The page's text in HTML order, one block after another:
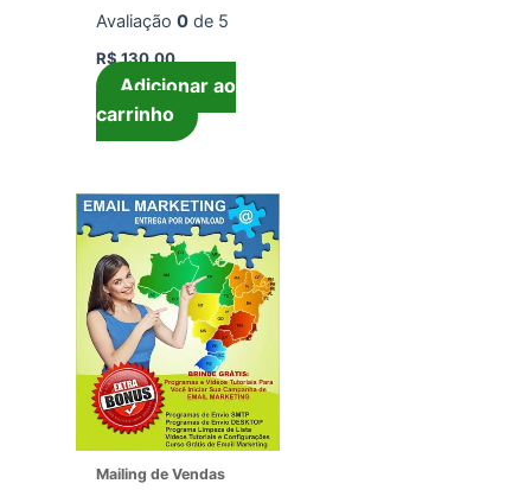
Avaliação0 de 5
R$130,00
Adicionar ao
carrinho
Mailing de Vendas